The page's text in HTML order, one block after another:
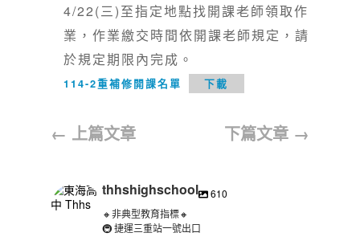
4/22(三)至指定地點找開課老師領取作
業，作業繳交時間依開課老師規定，請
於規定期限內完成。
114-2重補修開課名單 下載
← 上篇文章 下篇文章 →
thhshighschool
610
🔸非典型教育指標🔸
🚇 捷運三重站一號出口